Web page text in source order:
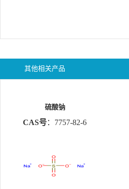
其他相关产品
硫酸钠
CAS号：7757-82-6